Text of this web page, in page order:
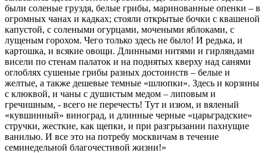
были соленые груздя, белые грибы, маринованные опенки – в
огромных чанах и кадках; стояли открытые бочки с квашеной
капустой, с солеными огурцами, мочеными яблоками, с
лущеным горохом. Чего только здесь не было! И редька, и
картошка, и всякие овощи. Длинными нитями и гирляндами
висели по стенам палаток и на поднятых кверху над санями
оглоблях сушеные грибы разных достоинств – белые и
желтые, а также дешевые темные «шлюпки». Здесь и корзины
с клюквой, и чаны с душистым медом – липовым и
гречишным, - всего не перечесть! Тут и изюм, и вяленый
«кувшинный» виноград, и длинные черные «царьградские»
стручки, жесткие, как щепки, и при разгрызании пахнущие
ванилью. И все это на потребу москвичам в течение
семинедельной благочестивой жизни!»